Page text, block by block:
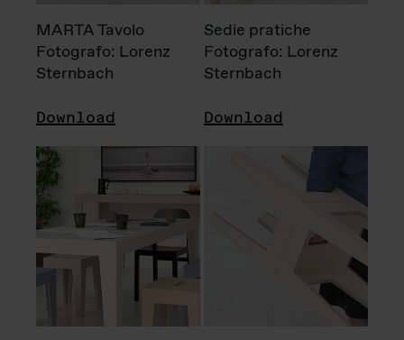
MARTA Tavolo
Fotografo: Lorenz
Sternbach
Download
Sedie pratiche
Fotografo: Lorenz
Sternbach
Download